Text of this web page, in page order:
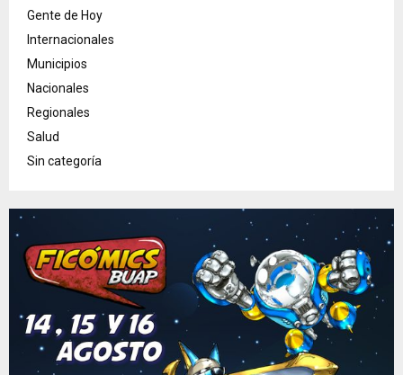
Gente de Hoy
Internacionales
Municipios
Nacionales
Regionales
Salud
Sin categoría